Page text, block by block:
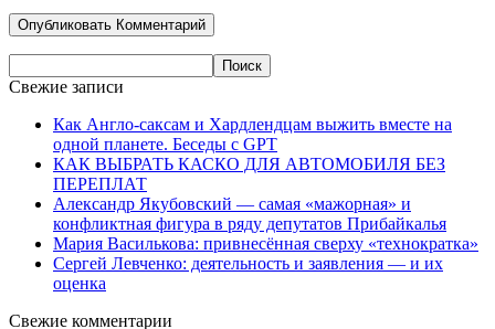
Свежие записи
Как Англо-саксам и Хардлендцам выжить вместе на
одной планете. Беседы с GPT
КАК ВЫБРАТЬ КАСКО ДЛЯ АВТОМОБИЛЯ БЕЗ
ПЕРЕПЛАТ
Александр Якубовский — самая «мажорная» и
конфликтная фигура в ряду депутатов Прибайкалья
Мария Василькова: привнесённая сверху «технократка»
Сергей Левченко: деятельность и заявления — и их
оценка
Свежие комментарии